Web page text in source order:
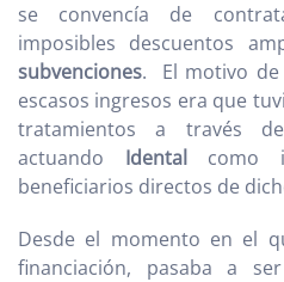
se convencía de
imposibles descuentos
subvenciones. El motivo de
escasos ingresos era que
tratamientos a través
actuando Idental como
beneficiarios directos de
Desde el momento en el
financiación, pasaba a ser